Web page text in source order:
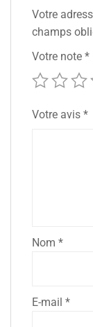
Votre
champs
Votre note *
Votre avis *
Nom *
E-mail *